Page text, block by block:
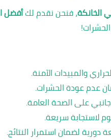
الخانكة، فنحن نقدم لكأفضل
والمبيدات الآمنة.
عدم عودة الحشرات.
على الصحة العامة.
لاستجابة سريعة.
لضمان استمرار النتائج.